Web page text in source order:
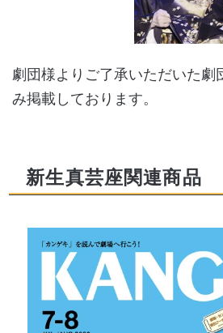
劇団様よりご了承いただいた劇
み掲載しております。
新生真芸座関連商品